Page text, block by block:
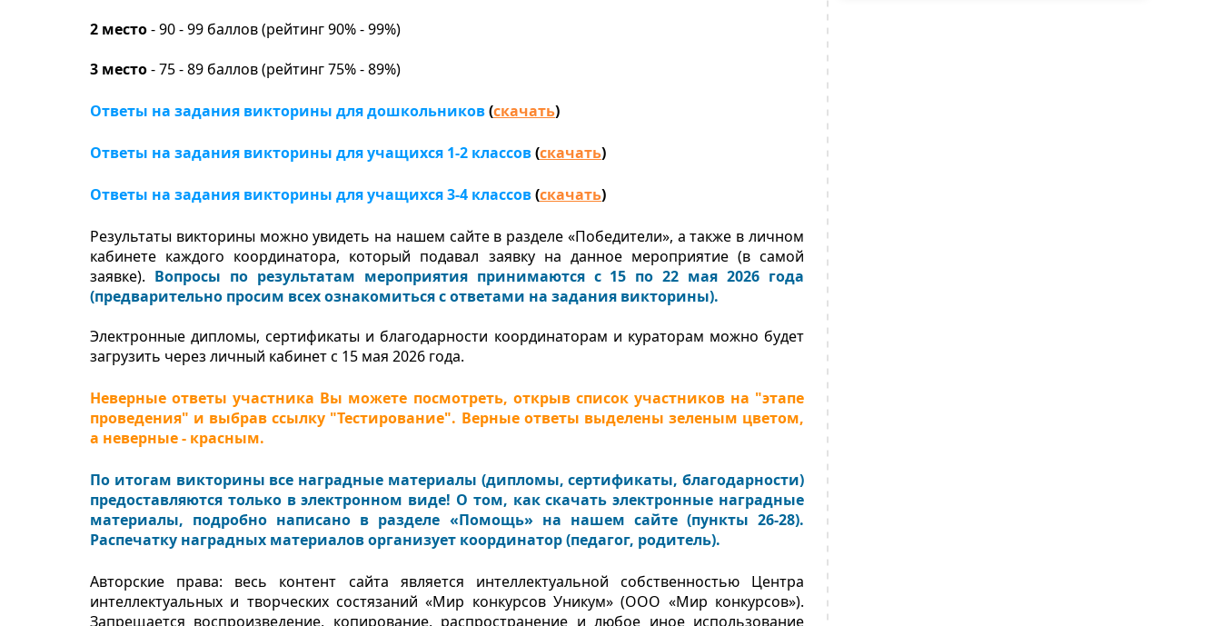
2 место- 90 - 99 баллов (рейтинг 90% - 99%)
3 место- 75 - 89 баллов (рейтинг 75% - 89%)
Ответы на задания викторины для дошкольников(скачать)
Ответы на задания викторины для учащихся 1-2 классов(скачать)
Ответы на задания викторины для учащихся 3-4 классов(скачать)
Результаты викторины можно увидеть на нашем сайте в разделе «Победители», а также в личном
кабинете каждого координатора, который подавал заявку на данное мероприятие (в самой
заявке). Вопросы по результатам мероприятия принимаются с 15 по 22 мая 2026 года
(предварительно просим всех ознакомиться с ответами на задания викторины).
Электронные дипломы, сертификаты и благодарности координаторам и кураторам можно будет
загрузить через личный кабинет с 15 мая 2026 года.
Неверные ответы участника Вы можете посмотреть, открыв список участников на "этапе
проведения" и выбрав ссылку "Тестирование". Верные ответы выделены зеленым цветом,
а неверные - красным.
По итогам викторины все наградные материалы (дипломы, сертификаты, благодарности)
предоставляются только в электронном виде! О том, как скачать электронные наградные
материалы, подробно написано в разделе «Помощь» на нашем сайте (пункты 26-28).
Распечатку наградных материалов организует координатор (педагог, родитель).
Авторские права: весь контент сайта является интеллектуальной собственностью Центра
интеллектуальных и творческих состязаний «Мир конкурсов Уникум» (ООО «Мир конкурсов»).
Запрещается воспроизведение, копирование, распространение и любое иное использование